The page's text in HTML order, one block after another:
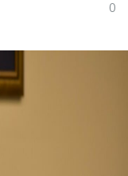
0